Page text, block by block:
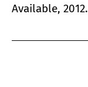
Available, 2012.